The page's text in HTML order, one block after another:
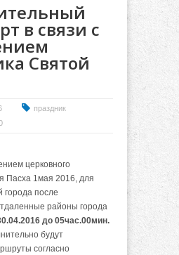
в связи с
Святой
праздник
церковного
Пасха 1мая 2016, для
города после
районы города
до 05час.00мин.
будут
согласно